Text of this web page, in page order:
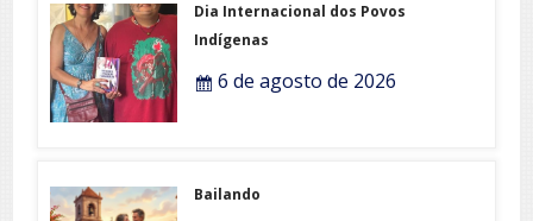
Dia Internacional dos Povos
Indígenas
6 de agosto de 2026
Bailando